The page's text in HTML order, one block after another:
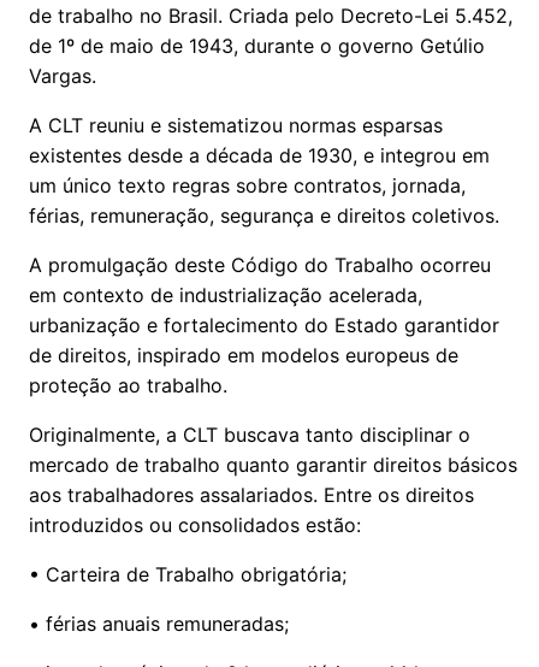
de trabalho no Brasil. Criada pelo Decreto-Lei 5.452,
de 1º de maio de 1943, durante o governo Getúlio
Vargas.
A CLT reuniu e sistematizou normas esparsas
existentes desde a década de 1930, e integrou em
um único texto regras sobre contratos, jornada,
férias, remuneração, segurança e direitos coletivos.
A promulgação deste Código do Trabalho ocorreu
em contexto de industrialização acelerada,
urbanização e fortalecimento do Estado garantidor
de direitos, inspirado em modelos europeus de
proteção ao trabalho.
Originalmente, a CLT buscava tanto disciplinar o
mercado de trabalho quanto garantir direitos básicos
aos trabalhadores assalariados. Entre os direitos
introduzidos ou consolidados estão:
• Carteira de Trabalho obrigatória;
• férias anuais remuneradas;